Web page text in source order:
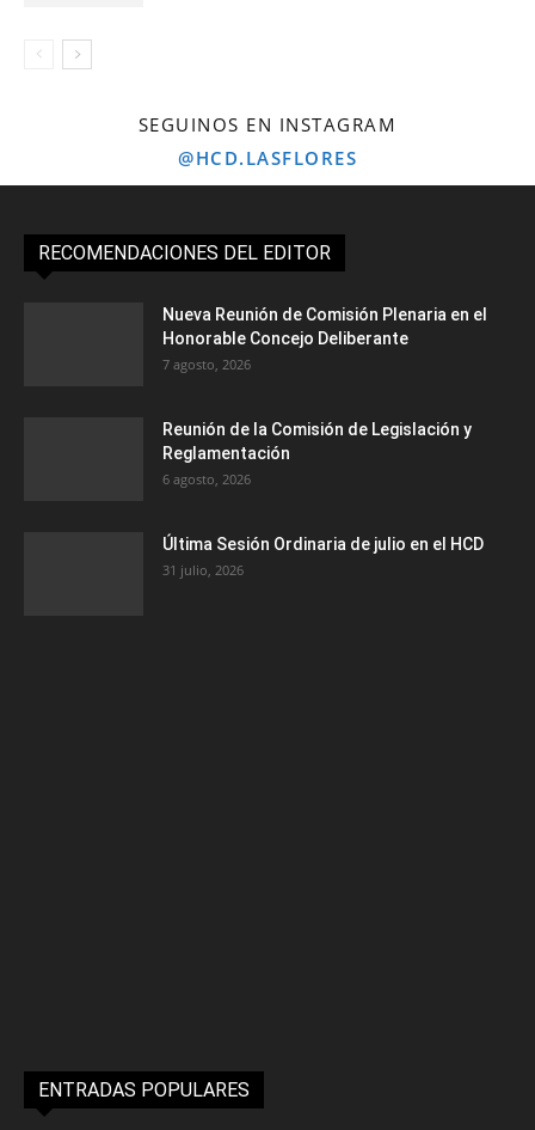
SEGUINOS EN INSTAGRAM
@HCD.LASFLORES
RECOMENDACIONES DEL EDITOR
Nueva Reunión de Comisión Plenaria en el
Honorable Concejo Deliberante
7 agosto, 2026
Reunión de la Comisión de Legislación y
Reglamentación
6 agosto, 2026
Última Sesión Ordinaria de julio en el HCD
31 julio, 2026
ENTRADAS POPULARES